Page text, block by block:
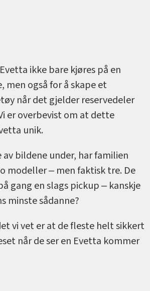
ikke bare kjøres på en
også for å skape et
når det gjelder reservedeler
er overbevist om at dette
unik.
av bildene under, har familien
modeller ‒ men faktisk tre. De
gang en slags pickup ‒ kanskje
minste sådanne?
vi vet er at de fleste helt sikkert
når de ser en Evetta kommer